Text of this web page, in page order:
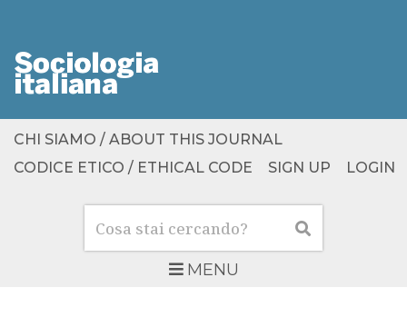
MENU
Cerca Cerca
CHI SIAMO / ABOUT THIS JOURNAL
CODICE ETICO / ETHICAL CODE
SIGN UP LOGIN